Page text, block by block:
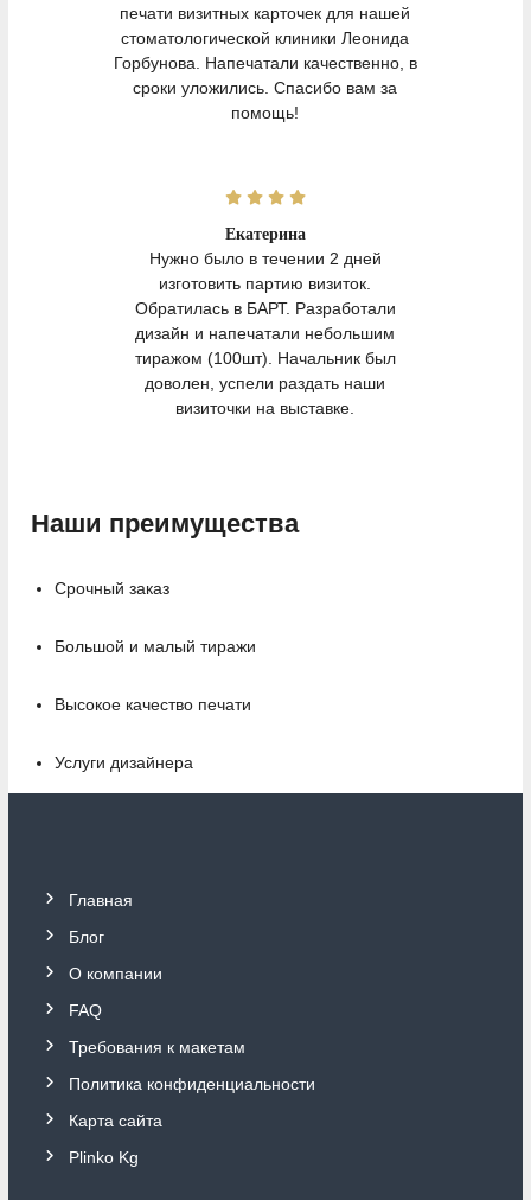
печати визитных карточек для нашей
стоматологической клиники Леонида
Горбунова. Напечатали качественно, в
сроки уложились. Спасибо вам за
помощь!
Екатерина
Нужно было в течении 2 дней
изготовить партию визиток.
Обратилась в БАРТ. Разработали
дизайн и напечатали небольшим
тиражом (100шт). Начальник был
доволен, успели раздать наши
визиточки на выставке.
Наши преимущества
Срочный заказ
Большой и малый тиражи
Высокое качество печати
Услуги дизайнера
Главная
Блог
О компании
FAQ
Требования к макетам
Политика конфиденциальности
Карта сайта
Plinko Kg